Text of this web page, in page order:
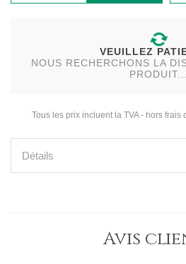
VEUILLEZ
NOUS RECHERCHONS LA
PRODUIT...
Tous les prix incluent la TVA - hors
Détails
Avis